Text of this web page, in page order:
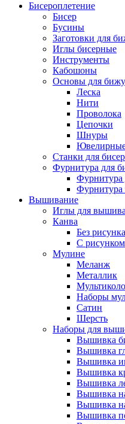
Бисероплетение
Бисер
Бусины
Заготовки для
Иглы бисерные
Инструменты
Кабошоны
Основы для
Леска
Нити
Проволока
Цепочки
Шнуры
Станки для
Фурнитура для
Фурнитура
Фурнитура
Вышивание
Иглы для
Канва
Без рисунка
С рисунком
Мулине
Меланж
Металлик
Наборы
Сатин
Шерсть
Наборы для
Вышивка
Вышивка
Вышивка
Вышивка
Вышивка
Вышивка
Вышивка
Вышивка